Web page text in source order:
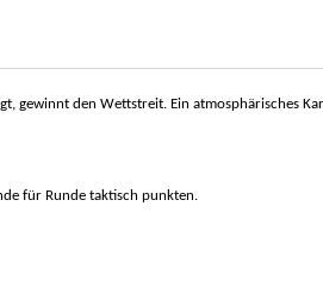
gewinnt den Wettstreit. Ein atmosphärisches
für Runde taktisch punkten.